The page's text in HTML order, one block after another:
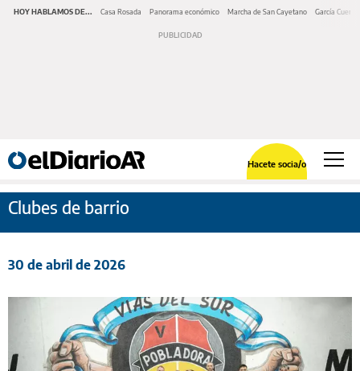
HOY HABLAMOS DE... Casa Rosada Panorama económico Marcha de San Cayetano García Cuerva
Hacete socia/o
Clubes de barrio
30 de abril de 2026